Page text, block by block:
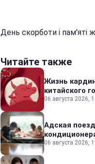
День скорботи і пам'яті
Читайте также
Жизнь
китайского
06 августа 2026,
Адская
06 августа 2026,